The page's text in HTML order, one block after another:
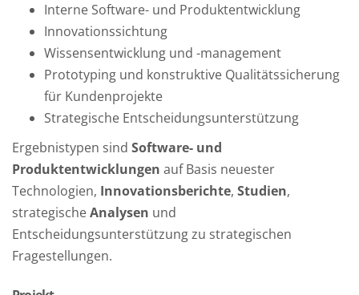
Interne Software- und Produktentwicklung
Innovationssichtung
Wissensentwicklung und -management
Prototyping und konstruktive Qualitätssicherung
für Kundenprojekte
Strategische Entscheidungsunterstützung
Ergebnistypen sind Software- und
Produktentwicklungen auf Basis neuester
Technologien, Innovationsberichte, Studien,
strategischeAnalysen und
Entscheidungsunterstützung zu strategischen
Fragestellungen.